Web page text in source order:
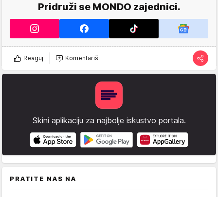
Pridruži se MONDO zajednici.
Reaguj Komentariši
Skini aplikaciju za najbolje iskustvo portala.
PRATITE NAS NA